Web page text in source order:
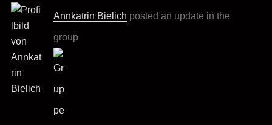
Annkatrin Bielich posted an update in the
group